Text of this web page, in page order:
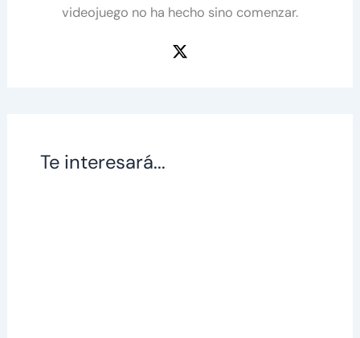
videojuego no ha hecho sino comenzar.
Te interesará...